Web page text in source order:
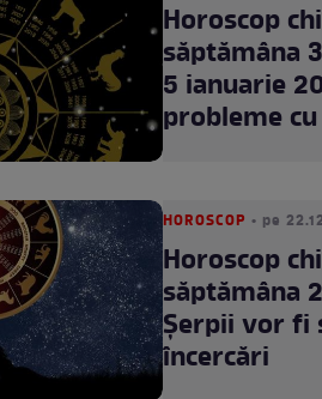
Horoscop
săptămâna
5 ianuarie
probleme
HOROSCOP • pe
Horoscop
săptămâna
Șerpii vor fi
încercări